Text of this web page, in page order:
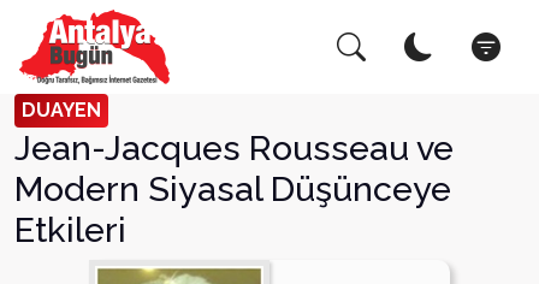
DUAYEN
Jean-Jacques Rousseau ve
Modern Siyasal Düşünceye
Etkileri
Arama Yap! Kapat